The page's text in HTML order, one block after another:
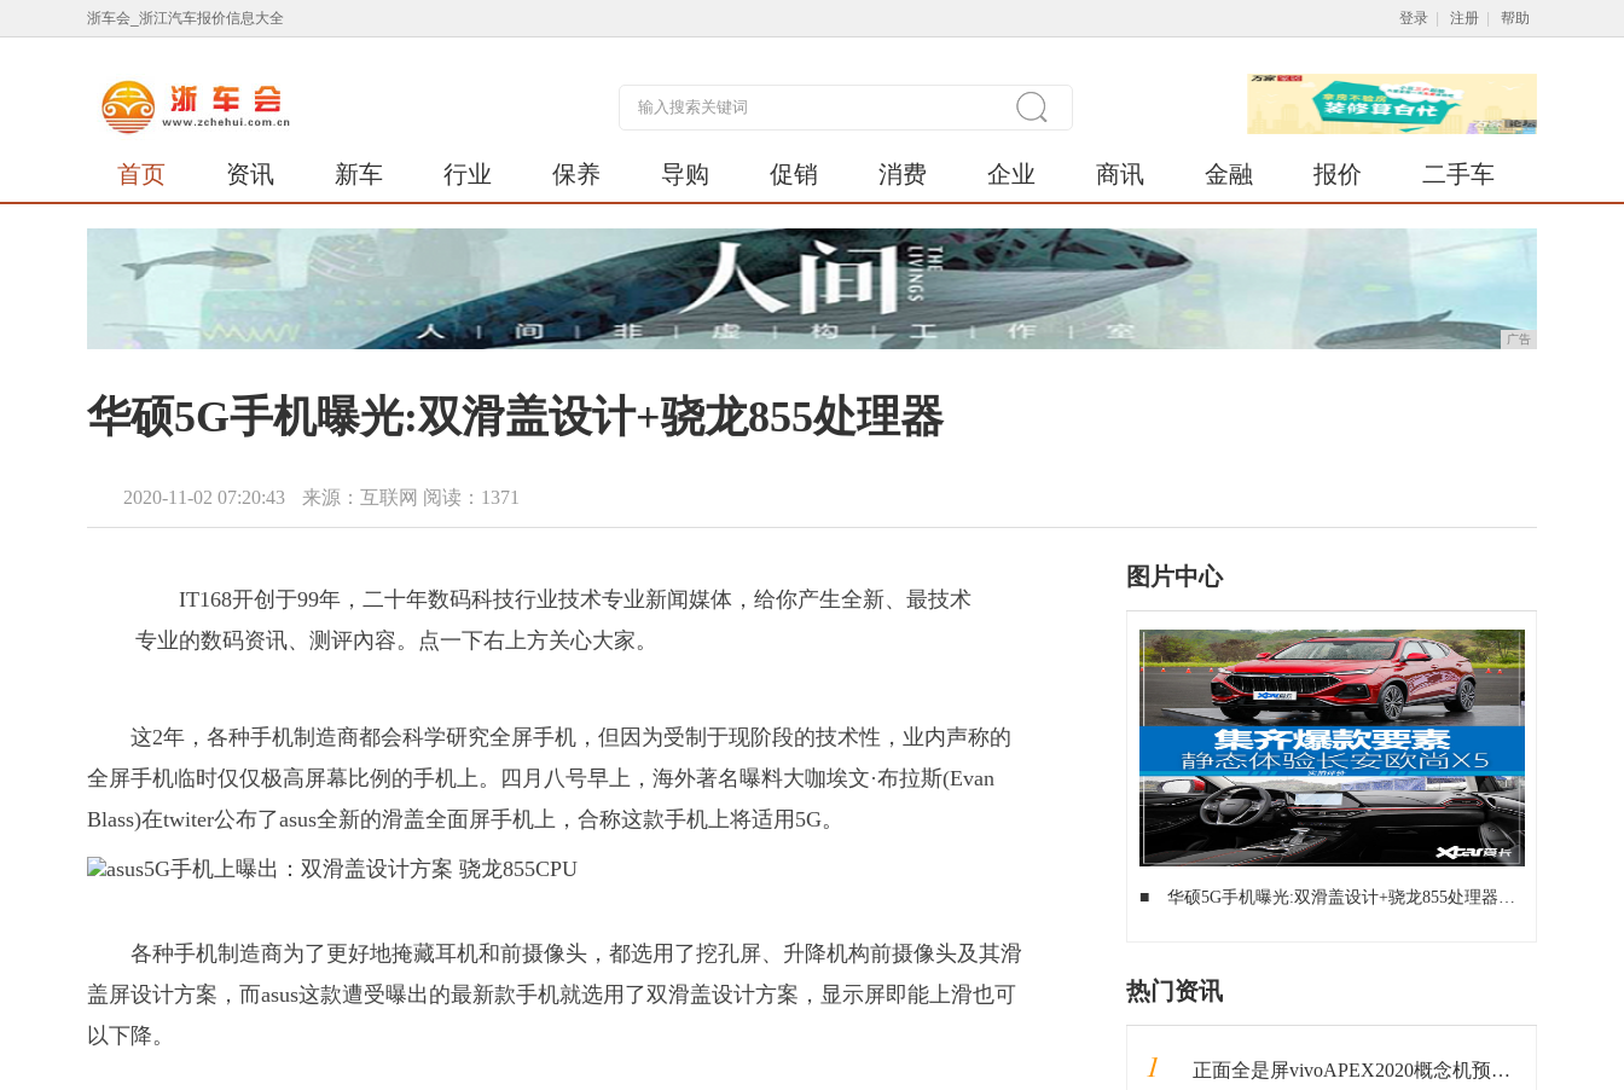
浙车会_浙江汽车报价信息大全 登录 注册 帮助
首页 资讯 新车 行业 保养 导购 促销 消费 企业 商讯 金融 报价 二手车
广告
华硕5G手机曝光:双滑盖设计+骁龙855处理器
2020-11-02 07:20:43 来源：互联网 阅读：1371
IT168开创于99年，二十年数码科技行业技术专业新闻媒体，给你产生全新、最技术
专业的数码资讯、测评內容。点一下右上方关心大家。
这2年，各种手机制造商都会科学研究全屏手机，但因为受制于现阶段的技术性，业内声称的
全屏手机临时仅仅极高屏幕比例的手机上。四月八号早上，海外著名曝料大咖埃文·布拉斯(Evan
Blass)在twiter公布了asus全新的滑盖全面屏手机上，合称这款手机上将适用5G。
各种手机制造商为了更好地掩藏耳机和前摄像头，都选用了挖孔屏、升降机构前摄像头及其滑
盖屏设计方案，而asus这款遭受曝出的最新款手机就选用了双滑盖设计方案，显示屏即能上滑也可
以下降。
图片中心
■ 华硕5G手机曝光:双滑盖设计+骁龙855处理器■
热门资讯
1 正面全是屏vivoAPEX2020概念机预告：高倍率连续光学变焦